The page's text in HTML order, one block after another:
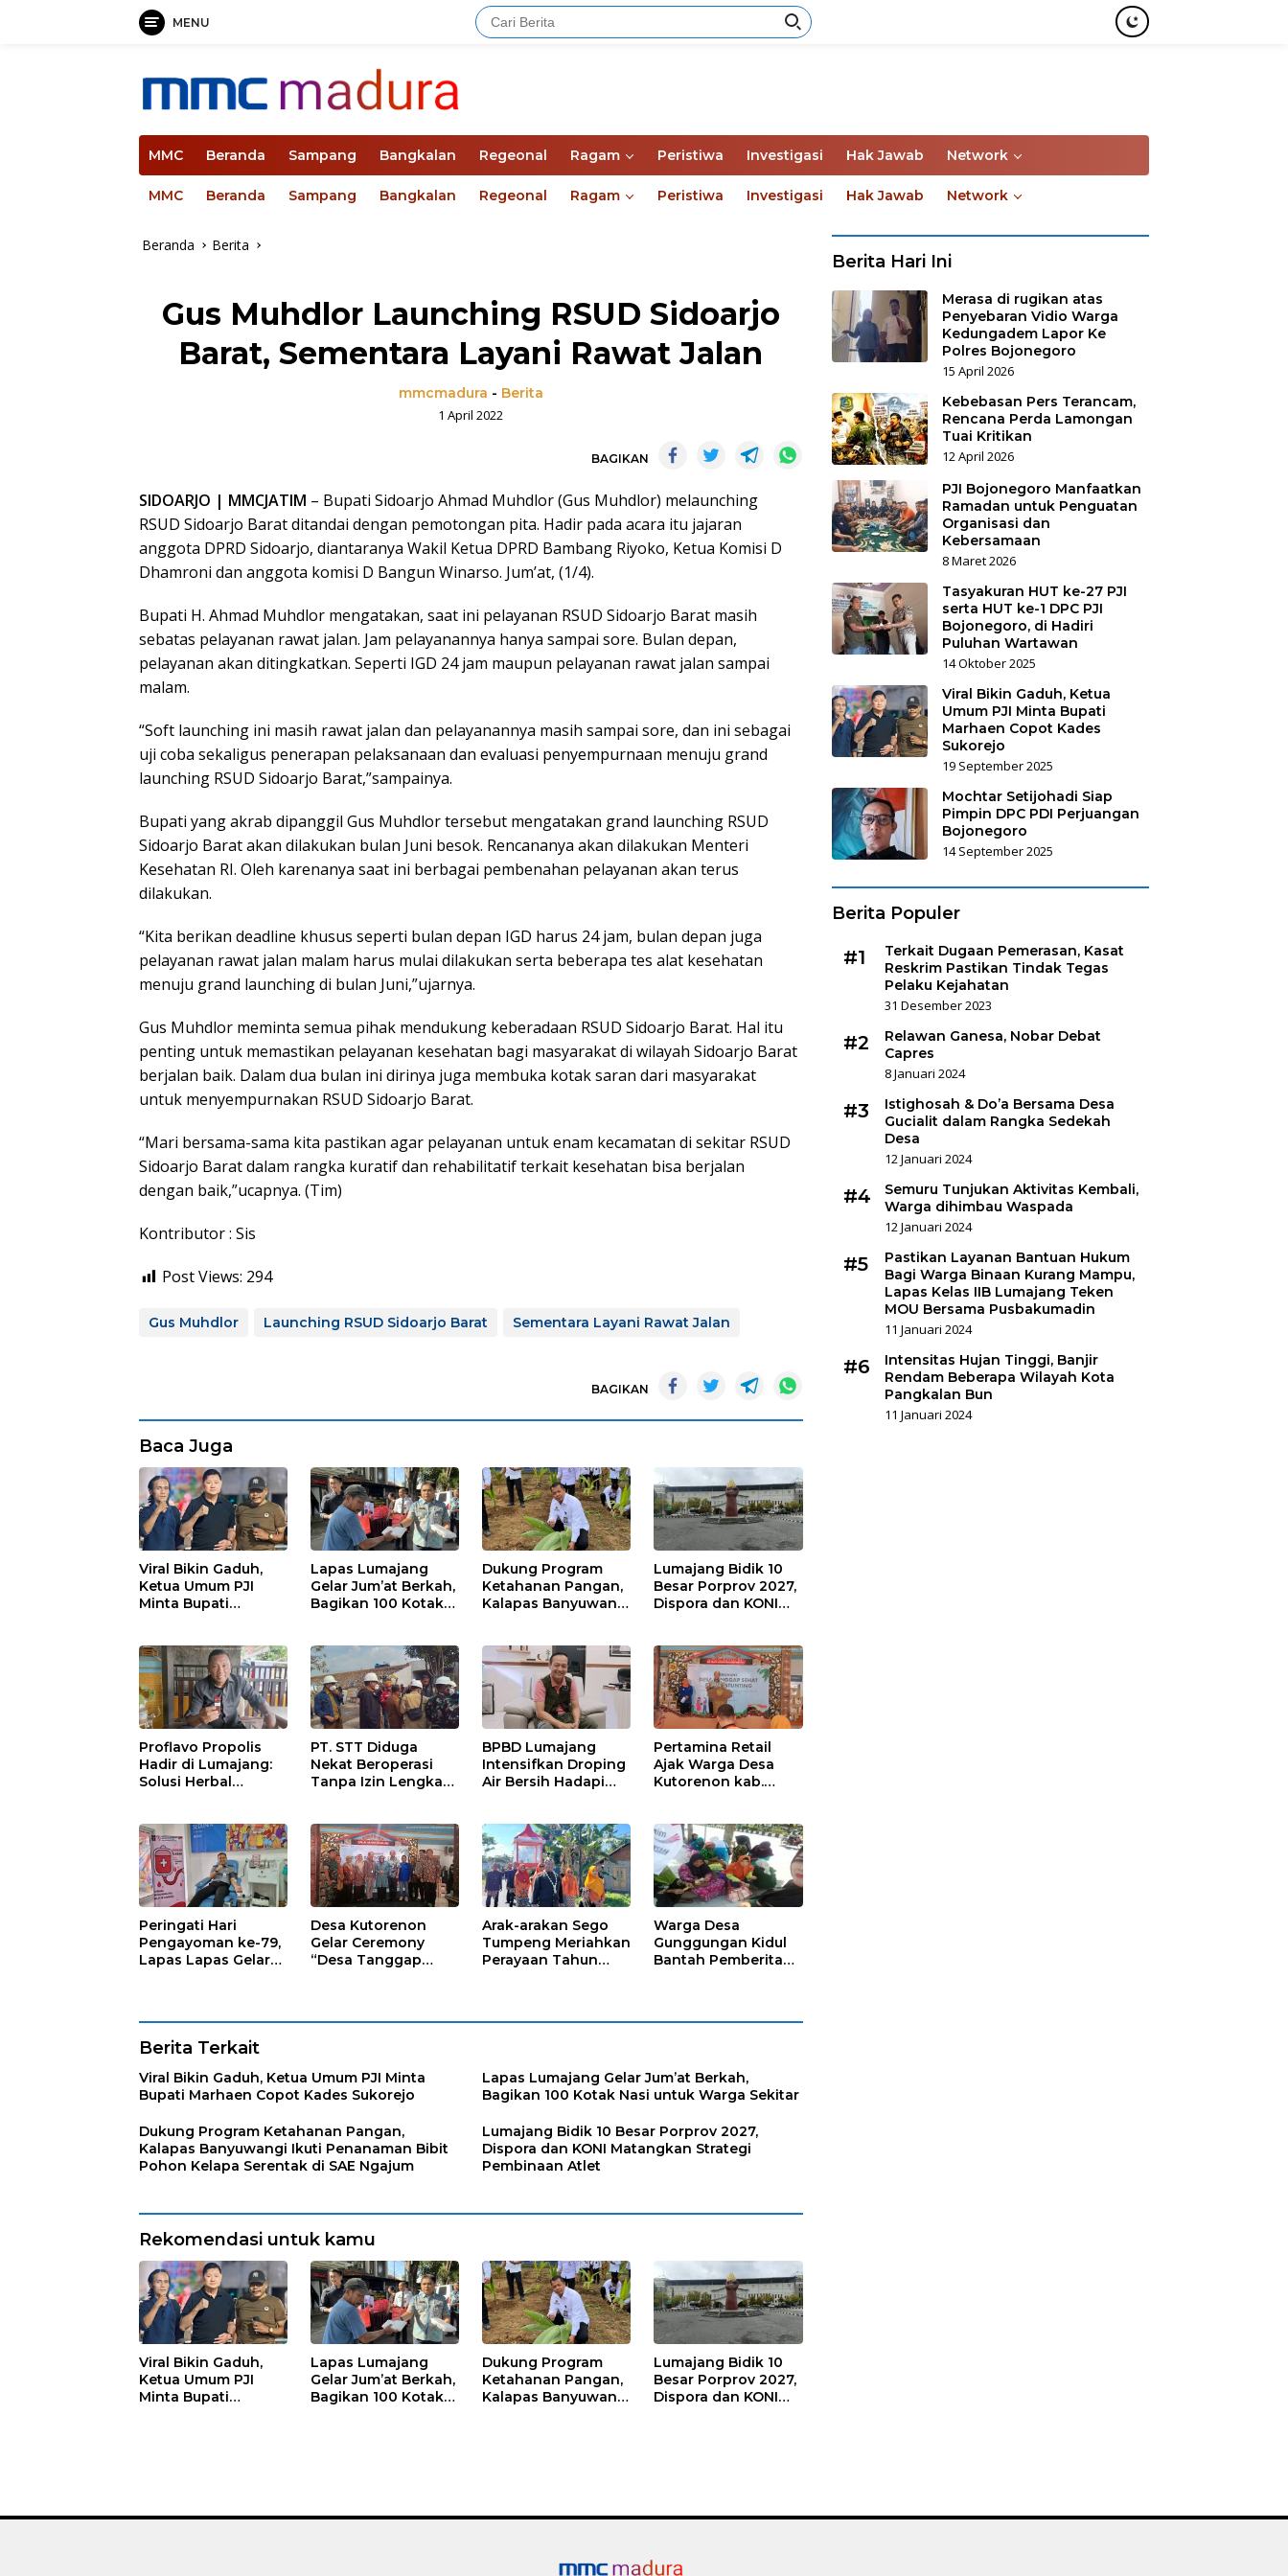
MENU
MMC Beranda Sampang Bangkalan Regeonal Ragam Peristiwa Investigasi Hak Jawab Network
MMC Beranda Sampang Bangkalan Regeonal Ragam Peristiwa Investigasi Hak Jawab Network
Beranda Berita
Gus Muhdlor Launching RSUD Sidoarjo
Barat, Sementara Layani Rawat Jalan
mmcmadura - Berita
1 April 2022
BAGIKAN
SIDOARJO | MMCJATIM – Bupati Sidoarjo Ahmad Muhdlor (Gus Muhdlor) melaunching
RSUD Sidoarjo Barat ditandai dengan pemotongan pita. Hadir pada acara itu jajaran
anggota DPRD Sidoarjo, diantaranya Wakil Ketua DPRD Bambang Riyoko, Ketua Komisi D
Dhamroni dan anggota komisi D Bangun Winarso. Jum’at, (1/4).
Bupati H. Ahmad Muhdlor mengatakan, saat ini pelayanan RSUD Sidoarjo Barat masih
sebatas pelayanan rawat jalan. Jam pelayanannya hanya sampai sore. Bulan depan,
pelayanan akan ditingkatkan. Seperti IGD 24 jam maupun pelayanan rawat jalan sampai
malam.
“Soft launching ini masih rawat jalan dan pelayanannya masih sampai sore, dan ini sebagai
uji coba sekaligus penerapan pelaksanaan dan evaluasi penyempurnaan menuju grand
launching RSUD Sidoarjo Barat,”sampainya.
Bupati yang akrab dipanggil Gus Muhdlor tersebut mengatakan grand launching RSUD
Sidoarjo Barat akan dilakukan bulan Juni besok. Rencananya akan dilakukan Menteri
Kesehatan RI. Oleh karenanya saat ini berbagai pembenahan pelayanan akan terus
dilakukan.
“Kita berikan deadline khusus seperti bulan depan IGD harus 24 jam, bulan depan juga
pelayanan rawat jalan malam harus mulai dilakukan serta beberapa tes alat kesehatan
menuju grand launching di bulan Juni,”ujarnya.
Gus Muhdlor meminta semua pihak mendukung keberadaan RSUD Sidoarjo Barat. Hal itu
penting untuk memastikan pelayanan kesehatan bagi masyarakat di wilayah Sidoarjo Barat
berjalan baik. Dalam dua bulan ini dirinya juga membuka kotak saran dari masyarakat
untuk menyempurnakan RSUD Sidoarjo Barat.
“Mari bersama-sama kita pastikan agar pelayanan untuk enam kecamatan di sekitar RSUD
Sidoarjo Barat dalam rangka kuratif dan rehabilitatif terkait kesehatan bisa berjalan
dengan baik,”ucapnya. (Tim)
Kontributor : Sis
Post Views: 294
Gus Muhdlor Launching RSUD Sidoarjo Barat Sementara Layani Rawat Jalan
BAGIKAN
Baca Juga
Viral Bikin Gaduh,
Ketua Umum PJI
Minta Bupati
Lapas Lumajang
Gelar Jum’at Berkah,
Bagikan 100 Kotak
Dukung Program
Ketahanan Pangan,
Kalapas Banyuwangi
Serentak di SAE
Ngajum
Lumajang Bidik 10
Besar Porprov 2027,
Dispora dan KONI
Proflavo Propolis
Hadir di Lumajang:
Solusi Herbal
Kesehatan
Masyarakat
PT. STT Diduga
Nekat Beroperasi
Tanpa Izin Lengkap,
BPBD Lumajang
Intensifkan Droping
Air Bersih Hadapi
Pertamina Retail
Ajak Warga Desa
Kutorenon kab.
Tanggap Keadaan
Gawat Darurat
Peringati Hari
Pengayoman ke-79,
Lapas Lapas Gelar
Desa Kutorenon
Gelar Ceremony
“Desa Tanggap
Arak-arakan Sego
Tumpeng Meriahkan
Perayaan Tahun
Warga Desa
Gunggungan Kidul
Bantah Pemberitaan
Berita Terkait
Viral Bikin Gaduh, Ketua Umum PJI Minta
Bupati Marhaen Copot Kades Sukorejo
Lapas Lumajang Gelar Jum’at Berkah,
Bagikan 100 Kotak Nasi untuk Warga Sekitar
Dukung Program Ketahanan Pangan,
Kalapas Banyuwangi Ikuti Penanaman Bibit
Pohon Kelapa Serentak di SAE Ngajum
Lumajang Bidik 10 Besar Porprov 2027,
Dispora dan KONI Matangkan Strategi
Pembinaan Atlet
Rekomendasi untuk kamu
Viral Bikin Gaduh,
Ketua Umum PJI
Minta Bupati
Lapas Lumajang
Gelar Jum’at Berkah,
Bagikan 100 Kotak
Dukung Program
Ketahanan Pangan,
Kalapas Banyuwangi
Lumajang Bidik 10
Besar Porprov 2027,
Dispora dan KONI
Berita Hari Ini
Merasa di rugikan atas
Penyebaran Vidio Warga
Kedungadem Lapor Ke
Polres Bojonegoro
15 April 2026
Kebebasan Pers Terancam,
Rencana Perda Lamongan
Tuai Kritikan
12 April 2026
PJI Bojonegoro Manfaatkan
Ramadan untuk Penguatan
Organisasi dan
Kebersamaan
8 Maret 2026
Tasyakuran HUT ke-27 PJI
serta HUT ke-1 DPC PJI
Bojonegoro, di Hadiri
Puluhan Wartawan
14 Oktober 2025
Viral Bikin Gaduh, Ketua
Umum PJI Minta Bupati
Marhaen Copot Kades
Sukorejo
19 September 2025
Mochtar Setijohadi Siap
Pimpin DPC PDI Perjuangan
Bojonegoro
14 September 2025
Berita Populer
#1
Terkait Dugaan Pemerasan, Kasat
Reskrim Pastikan Tindak Tegas
Pelaku Kejahatan
31 Desember 2023
#2
Relawan Ganesa, Nobar Debat
Capres
8 Januari 2024
#3
Istighosah & Do’a Bersama Desa
Gucialit dalam Rangka Sedekah
Desa
12 Januari 2024
#4
Semuru Tunjukan Aktivitas Kembali,
Warga dihimbau Waspada
12 Januari 2024
#5
Pastikan Layanan Bantuan Hukum
Bagi Warga Binaan Kurang Mampu,
Lapas Kelas IIB Lumajang Teken
MOU Bersama Pusbakumadin
11 Januari 2024
#6
Intensitas Hujan Tinggi, Banjir
Rendam Beberapa Wilayah Kota
Pangkalan Bun
11 Januari 2024